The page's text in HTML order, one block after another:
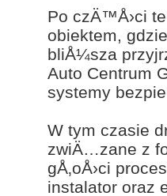
Po czÄ™Å›ci
obiektem,
bliÅ¼sza
Auto Centrum
systemy
W tym czasie
zwiÄ…zane z
gÅ‚oÅ›ci
instalator oraz